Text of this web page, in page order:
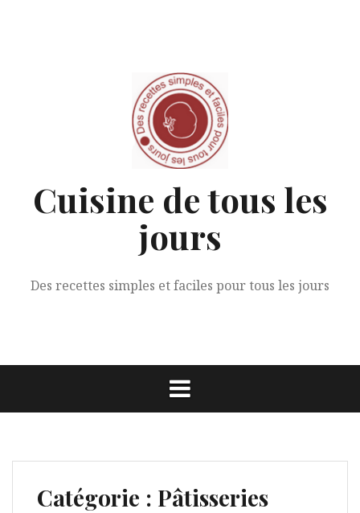
Cuisine de tous les
jours
Des recettes simples et faciles pour tous les jours
Catégorie : Pâtisseries